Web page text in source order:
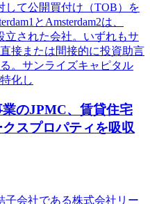
して公開買付け（TOB）を
とAmsterdam2は、
立された会社。いずれもサ
接または間接的に投資助言
。サンライズキャピタル
化し
のJPMC、賃貸住宅
スプロパティを吸収
子会社である株式会社リー